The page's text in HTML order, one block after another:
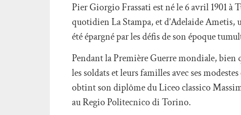
Pier Giorgio Frassati est né le 6 avril 1901
quotidien La Stampa, et d’Adelaide
été épargné par les défis de son époque
Pendant la Première Guerre mondiale, bien
les soldats et leurs familles avec ses
obtint son diplôme du Liceo classico
au Regio Politecnico di Torino.